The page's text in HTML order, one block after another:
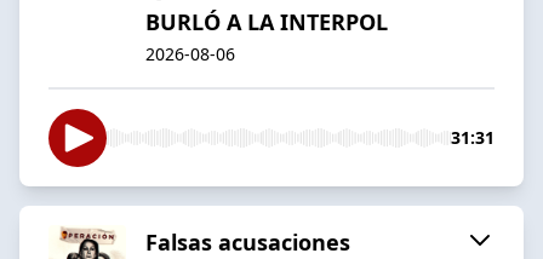
BURLÓ A LA INTERPOL
2026-08-06
31:31
Falsas acusaciones